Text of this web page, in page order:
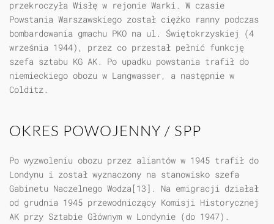
przekroczyła Wisłę w rejonie Warki. W czasie
Powstania Warszawskiego został ciężko ranny podczas
bombardowania gmachu PKO na ul. Świętokrzyskiej (4
września 1944), przez co przestał pełnić funkcję
szefa sztabu KG AK. Po upadku powstania trafił do
niemieckiego obozu w Langwasser, a następnie w
Colditz.
OKRES POWOJENNY / SPP
Po wyzwoleniu obozu przez aliantów w 1945 trafił do
Londynu i został wyznaczony na stanowisko szefa
Gabinetu Naczelnego Wodza[13]. Na emigracji działał
od grudnia 1945 przewodniczący Komisji Historycznej
AK przy Sztabie Głównym w Londynie (do 1947).